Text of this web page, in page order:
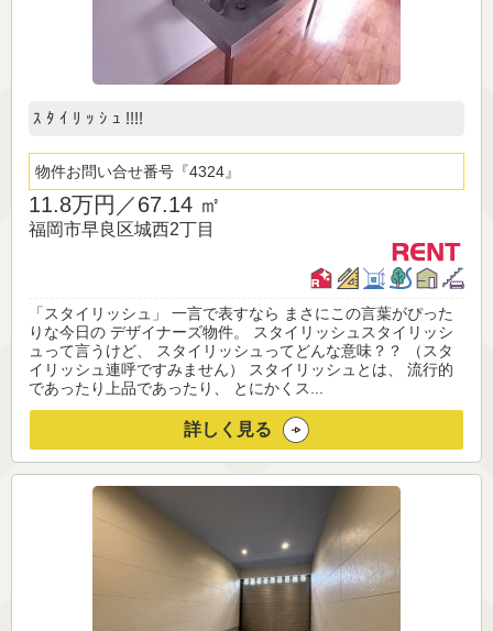
ｽ ﾀ ｲ ﾘ ｯ ｼ ｭ !!!!
物件お問い合せ番号 4324
11.8万円／67.14 ㎡
福岡市早良区城西2丁目
「スタイリッシュ」 一言で表すなら まさにこの言葉がぴった
りな今日の デザイナーズ物件。 スタイリッシュスタイリッシ
ュって言うけど、 スタイリッシュってどんな意味？？ （スタ
イリッシュ連呼ですみません） スタイリッシュとは、 流行的
であったり上品であったり、 とにかくス...
詳しく見る